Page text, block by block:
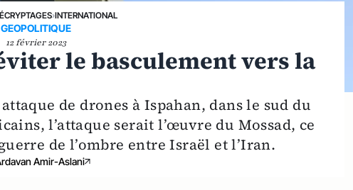
›INTERNATIONAL
GEOPOLITIQUE
12 février 2023
le basculement vers la
de drones à Ispahan, dans le sud du
l’attaque serait l’œuvre du Mossad, ce
de l’ombre entre Israël et l’Iran.
Amir-Aslani